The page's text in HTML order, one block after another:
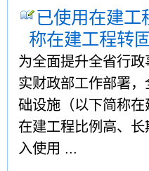
已使用在建工
称在建工程转
为全面提升全省行
实财政部工作部署
础设施（以下简称
在建工程比例高、
入使用 ...